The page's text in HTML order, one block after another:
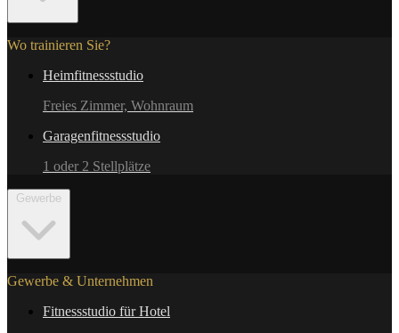
Wo trainieren Sie?
Heimfitnessstudio
Freies Zimmer, Wohnraum
Garagenfitnessstudio
1 oder 2 Stellplätze
Gewerbe & Unternehmen
Fitnessstudio für Hotel